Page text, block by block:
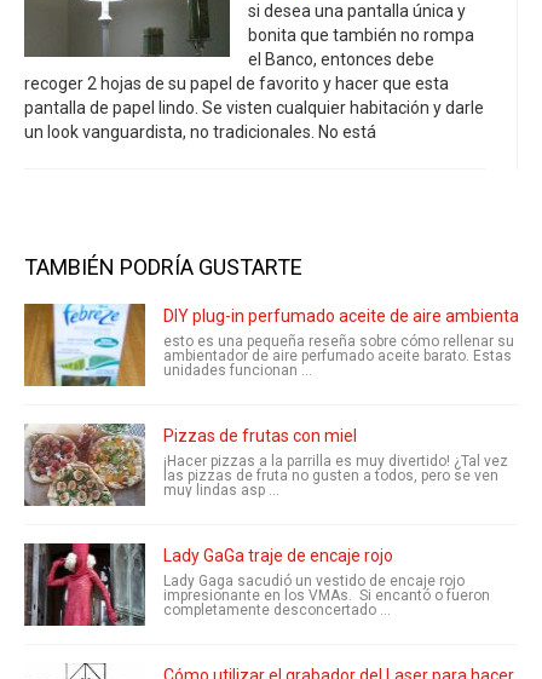
si desea una pantalla única y
bonita que también no rompa
el Banco, entonces debe
recoger 2 hojas de su papel de favorito y hacer que esta
pantalla de papel lindo. Se visten cualquier habitación y darle
un look vanguardista, no tradicionales. No está
TAMBIÉN PODRÍA GUSTARTE
DIY plug-in perfumado aceite de aire
esto es una pequeña reseña sobre cómo rellenar su
ambientador de aire perfumado aceite barato. Estas
unidades funcionan ...
Pizzas de frutas con miel
¡Hacer pizzas a la parrilla es muy divertido! ¿Tal vez
las pizzas de fruta no gusten a todos, pero se ven
muy lindas asp ...
Lady GaGa traje de encaje rojo
Lady Gaga sacudió un vestido de encaje rojo
impresionante en los VMAs. Si encantó o fueron
completamente desconcertado ...